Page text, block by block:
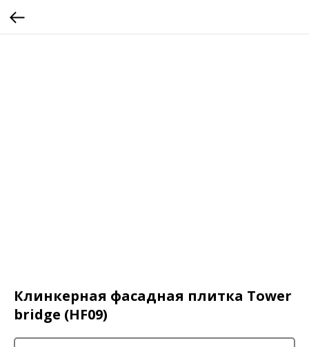
Клинкерная фасадная плитка Tower
bridge (HF09)